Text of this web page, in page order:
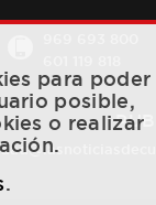
para poder
posible,
o realizar
.